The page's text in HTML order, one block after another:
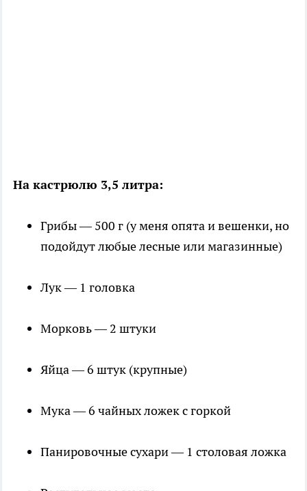
На кастрюлю 3,5 литра:
Грибы — 500 г (у меня опята и вешенки, но
подойдут любые лесные или магазинные)
Лук — 1 головка
Морковь — 2 штуки
Яйца — 6 штук (крупные)
Мука — 6 чайных ложек с горкой
Панировочные сухари — 1 столовая ложка